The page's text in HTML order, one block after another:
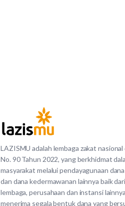
LAZISMU adalah lembaga zakat
No. 90 Tahun 2022, yang berkhidmat
masyarakat melalui pendayagunaan
dan dana kedermawanan lainnya baik
lembaga, perusahaan dan instansi
menerima segala bentuk dana yang